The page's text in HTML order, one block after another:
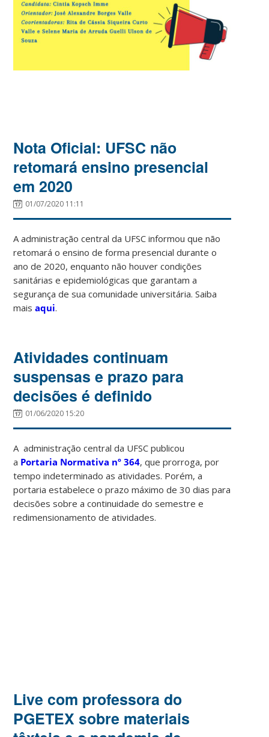
Nota Oficial: UFSC não
retomará ensino presencial
em 2020
01/07/2020 11:11
A administração central da UFSC informou que não
retomará o ensino de forma presencial durante o
ano de 2020, enquanto não houver condições
sanitárias e epidemiológicas que garantam a
segurança de sua comunidade universitária. Saiba
maisaqui.
Atividades continuam
suspensas e prazo para
decisões é definido
01/06/2020 15:20
A administração central da UFSC publicou
a Portaria Normativa nº 364, que prorroga, por
tempo indeterminado as atividades. Porém, a
portaria estabelece o prazo máximo de 30 dias para
decisões sobre a continuidade do semestre e
redimensionamento de atividades.
Live com professora do
PGETEX sobre materiais